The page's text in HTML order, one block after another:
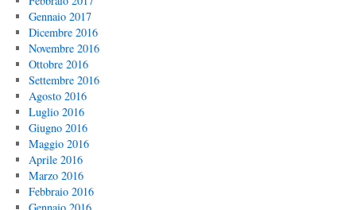
Gennaio 2017
Dicembre 2016
Novembre 2016
Ottobre 2016
Settembre 2016
Agosto 2016
Luglio 2016
Giugno 2016
Maggio 2016
Aprile 2016
Marzo 2016
Febbraio 2016